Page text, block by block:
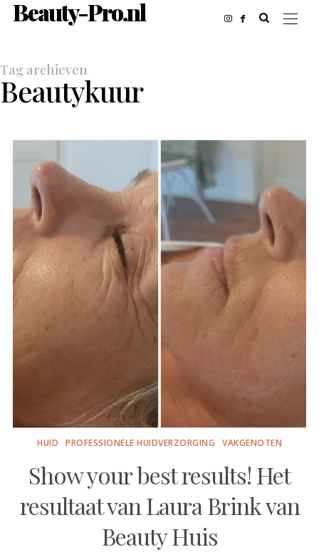
Beauty-Pro.nl
Tag archieven
Beautykuur
HUID PROFESSIONELE HUIDVERZORGING VAKGENOTEN
Show your best results! Het
resultaat van Laura Brink van
Beauty Huis